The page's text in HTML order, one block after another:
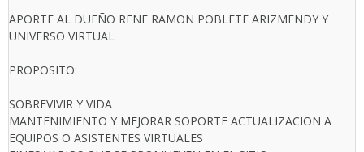
APORTE AL DUEÑO RENE RAMON POBLETE ARIZMENDY Y
UNIVERSO VIRTUAL
PROPOSITO:
SOBREVIVIR Y VIDA
MANTENIMIENTO Y MEJORAR SOPORTE ACTUALIZACION A
EQUIPOS O ASISTENTES VIRTUALES